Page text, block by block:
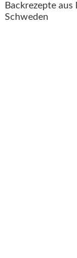
Backrezepte
Schweden